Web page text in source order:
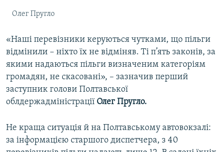
Олег Пругло
«Наші перевізники керуються чутками, що пільги
відмінили – ніхто їх не відміняв. Ті п’ять законів, за
якими надаються пільги визначеним категоріям
громадян, не скасовані», – зазначив перший
заступник голови Полтавської
облдержадміністрації Олег Пругло.
Не краща ситуація й на Полтавському автовокзалі:
за інформацією старшого диспетчера, з 40